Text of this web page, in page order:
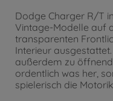
Dodge Charger R/T
Vintage-Modelle auf
transparenten
Interieur
außerdem zu
ordentlich was her,
spielerisch die